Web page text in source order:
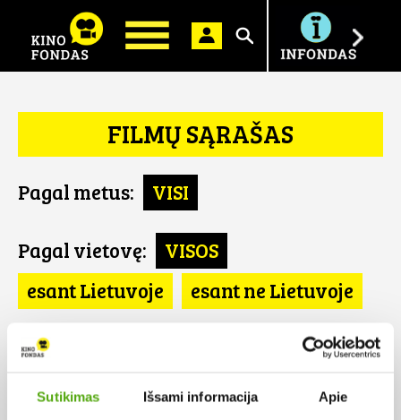
Sutikimas Išsami informacija Apie
Ieškoti
FILMŲ SĄRAŠAS
Pagal metus: VISI
Pagal vietovę:
VISOS
esant Lietuvoje
esant ne Lietuvoje
Pagal šalį:
Kolumbija